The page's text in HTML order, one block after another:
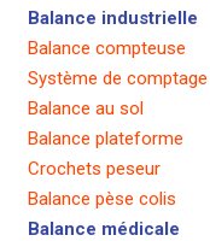
Balance industrielle
Balance compteuse
Système de comptage
Balance au sol
Balance plateforme
Crochets peseur
Balance pèse colis
Balance médicale